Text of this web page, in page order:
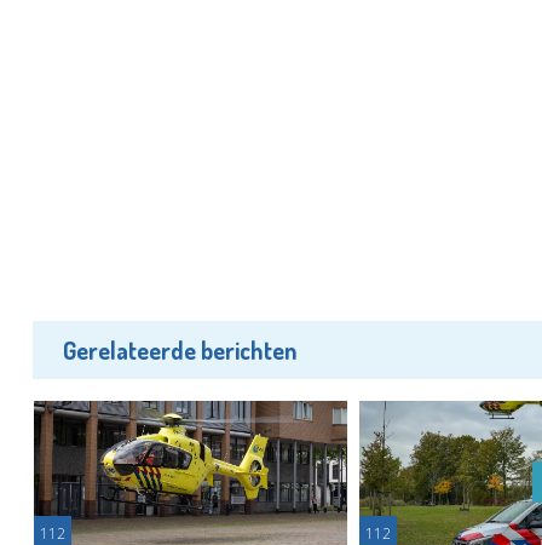
Gerelateerde berichten
112 112